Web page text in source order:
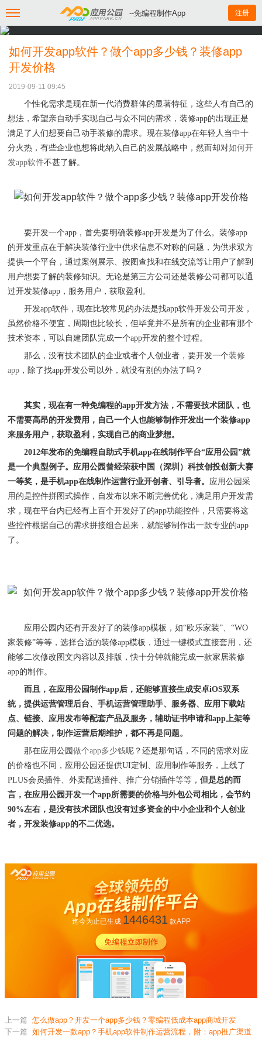
--免编程制作App 注册
如何开发app软件？做个app多少钱？装修app
开发价格
2019-09-11 09:45
个性化需求是现在新一代消费群体的显著特征， 这些人有自己的
想法，希望亲自动手实现自己与众不同的需求， 装修app的出现正是
满足了人们想要自己动手装修的需求。现在装修app在年轻人当中十
分火热，有些企业也想将此纳入自己的发展战略中，然而却对如何开
发app软件不甚了解。
要开发一个app，首先要明确装修app开发是为了什么。装修app
的开发重点在于解决装修行业中供求信息不对称的问题，为供求双方
提供一个平台，通过案例展示、按图查找和在线交流等让用户了解到
用户想要了解的装修知识。无论是第三方公司还是装修公司都可以通
过开发装修app ， 服务用户 ， 获取盈利。
开发app软件，现在比较常见的办法是找app软件开发公司开发，
虽然价格不便宜，周期也比较长，但毕竟并不是所有的企业都有那个
技术资本，可以自建团队完成一个app开发的整个过程。
那么，没有技术团队的企业或者个人创业者，要开发一个装修
app ，除了找app开发公司以外，就没有别的办法了吗？
其实，现在有一种免编程的app开发方法，不需要技术团队，也
不需要高昂的开发费用，自己一个人也能够制作开发出一个装修app
来服务用户，获取盈利，实现自己的商业梦想。
2012年发布的免编程自助式手机app在线制作平台“应用公园”就
是一个典型例子。应用公园曾经荣获中国（深圳）科技创投创新大赛
一等奖，是手机app在线制作运营行业开创者、引导者。 应用公园采
用的是控件拼图式操作，自发布以来不断完善优化，满足用户开发需
求，现在平台内已经有上百个开发好了的app功能控件，只需要将这
些控件根据自己的需求拼接组合起来，就能够制作出一款专业的app
了。
应用公园内还有开发好了的装修app模板，如“欧乐家装”、“WO
家装修”等等，选择合适的装修app模板，通过一键模式直接套用，还
能够二次修改图文内容以及排版，快十分钟就能完成一款家居装修
app的制作。
而且，在应用公园制作app后，还能够直接生成安卓iOS双系
统，提供运营管理后台、手机运营管理助手、服务器、应用下载站
点、链接、应用发布等配套产品及服务，辅助证书申请和app上架等
问题的解决，制作运营后期维护，都不再是问题。
那在应用公园 做个app多少钱呢？还是那句话，不同的需求对应
的价格也不同，应用公园还提供UI定制、应用制作等服务，上线了
PLUS会员插件、外卖配送插件、推广分销插件等等， 但是总的而
言，在应用公园开发一个app所需要的价格与外包公司相比，会节约
90%左右，是没有技术团队也没有过多资金的中小企业和个人创业
者，开发装修app的不二优选。
迄今为止已生成 1446431款APP
上一篇 怎么做app？开发一个app多少钱？零编程低成本app商城开发
下一篇 如何开发一款app？手机app软件制作运营流程，附：app推广渠道